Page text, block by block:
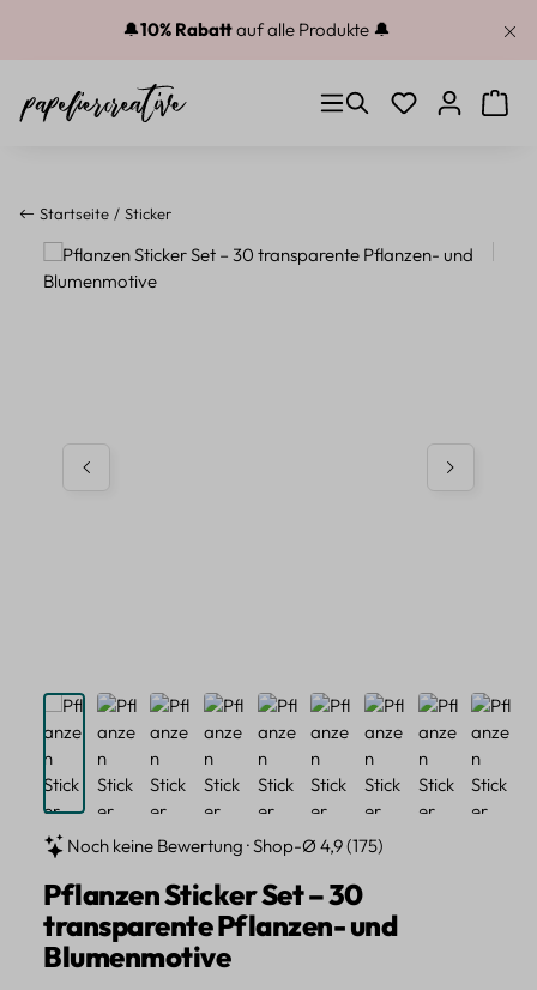
Zum Hauptinhalt springen
🔔10% Rabattauf alle Produkte 🔔
Du hast 0
Startseite Sticker
Bildergalerie überspringen
Noch keine Bewertung · Shop-Ø 4,9 (175)
Pflanzen Sticker Set – 30
transparente Pflanzen- und
Blumenmotive